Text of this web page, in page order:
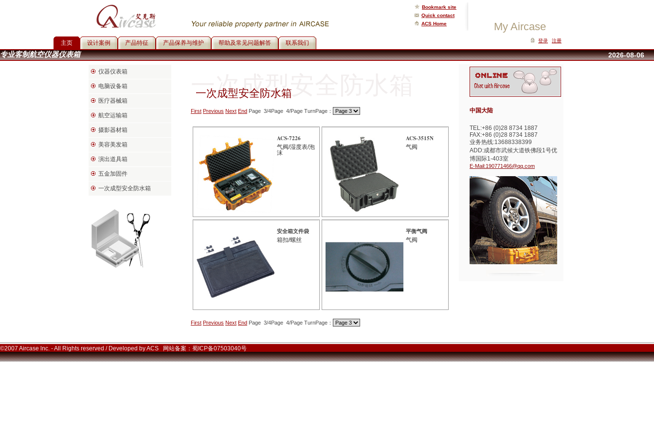
Bookmark site
Quick contact
ACS Home
My Aircase
登录 注册
主页 设计案例 产品特征 产品保养与维护 帮助及常见问题解答 联系我们
专业客制航空仪器仪表箱 2026-08-06
仪器仪表箱
电脑设备箱
医疗器械箱
航空运输箱
摄影器材箱
美容美发箱
演出道具箱
五金加固件
一次成型安全防水箱
一次成型安全防水箱
一次成型安全防水箱
First Previous Next End Page 3/4Page 4/Page TurnPage：
ACS-7226
气阀/湿度表/泡
沫
ACS-3515N
气阀
安全箱文件袋
箱扣/螺丝
平衡气阀
气阀
First Previous Next End Page 3/4Page 4/Page TurnPage：
中国大陆
TEL:+86 (0)28 8734 1887
FAX:+86 (0)28 8734 1887
业务热线:13688338399
ADD:成都市武候大道铁佛段1号优
博国际1-403室
E-Mail:190771466@qq.com
©2007 Aircase lnc. - All Rights reserved / Developed by ACS 网站备案：蜀ICP备07503040号